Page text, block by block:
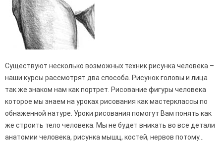
Существуют несколько возможных техник рисунка человека –
наши курсы рассмотрят два способа. Рисунок головы и лица
так же знаком нам как портрет. Рисование фигуры человека
которое мы знаем на уроках рисования как мастерклассы по
обнаженной натуре. Уроки рисования помогут Вам понять как
же строить тело человека. Мы не будет вникать во все детали
анатомии человека, рисунка мышц, костей, нервов потому…